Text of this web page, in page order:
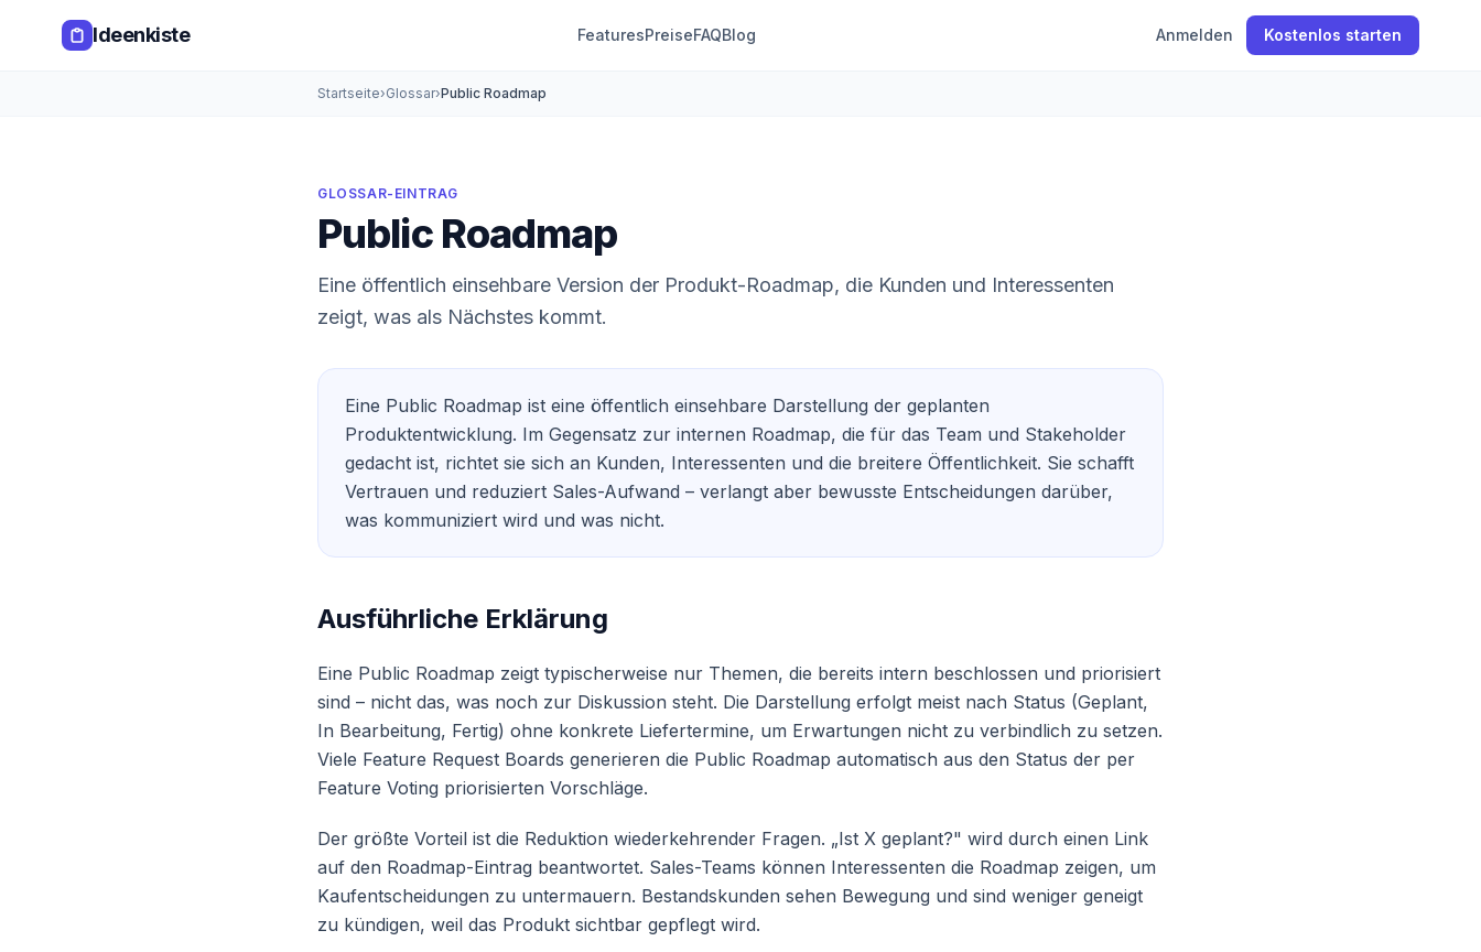
Ideenkiste FeaturesPreiseFAQBlog Anmelden Kostenlos starten
Startseite›Glossar›Public Roadmap
GLOSSAR-EINTRAG
Public Roadmap
Eine öffentlich einsehbare Version der Produkt-Roadmap, die Kunden und Interessenten
zeigt, was als Nächstes kommt.
Eine Public Roadmap ist eine öffentlich einsehbare Darstellung der geplanten
Produktentwicklung. Im Gegensatz zur internen Roadmap, die für das Team und Stakeholder
gedacht ist, richtet sie sich an Kunden, Interessenten und die breitere Öffentlichkeit. Sie schafft
Vertrauen und reduziert Sales-Aufwand – verlangt aber bewusste Entscheidungen darüber,
was kommuniziert wird und was nicht.
Ausführliche Erklärung
Eine Public Roadmap zeigt typischerweise nur Themen, die bereits intern beschlossen und priorisiert
sind – nicht das, was noch zur Diskussion steht. Die Darstellung erfolgt meist nach Status (Geplant,
In Bearbeitung, Fertig) ohne konkrete Liefertermine, um Erwartungen nicht zu verbindlich zu setzen.
Viele Feature Request Boards generieren die Public Roadmap automatisch aus den Status der per
Feature Voting priorisierten Vorschläge.
Der größte Vorteil ist die Reduktion wiederkehrender Fragen. „Ist X geplant?" wird durch einen Link
auf den Roadmap-Eintrag beantwortet. Sales-Teams können Interessenten die Roadmap zeigen, um
Kaufentscheidungen zu untermauern. Bestandskunden sehen Bewegung und sind weniger geneigt
zu kündigen, weil das Produkt sichtbar gepflegt wird.